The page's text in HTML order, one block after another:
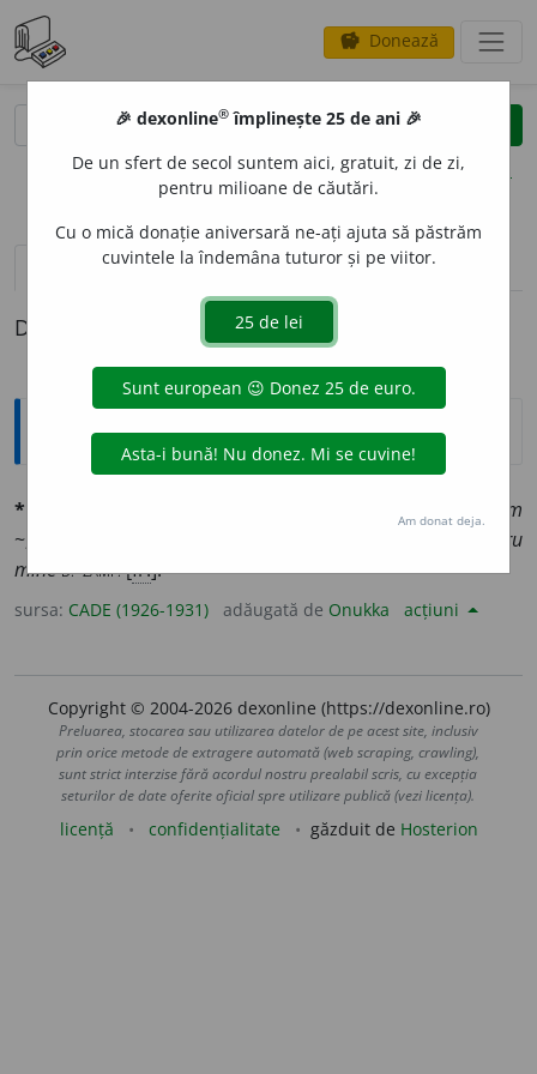
savings Donează
clear
opțiuni
definiții (1) pronunțievolume_up (12)
Definiția cu ID-ul 1339971:
Explicative DEX
*EGO
om
~;
ochii mei egoiști vedeau numai pentru
mineD. -ZAMF.[fr.].
sursa: CADE (1926-1931) adăugată de Onukka acțiuni
Copyright © 2004-2026 dexonline (https://dexonline.ro)
Preluarea, stocarea sau utilizarea datelor de pe acest site, inclusiv
prin orice metode de extragere automată (web scraping, crawling),
sunt strict interzise fără acordul nostru prealabil scris, cu excepția
seturilor de date oferite oficial spre utilizare publică (vezi licența).
licență confidențialitate găzduit de Hosterion
🎉 dexonline® împlinește 25 de ani 🎉
De un sfert de secol suntem aici, gratuit, zi de zi,
pentru milioane de căutări.
Cu o mică donație aniversară ne-ați ajuta să păstrăm
cuvintele la îndemâna tuturor și pe viitor.
Am donat deja.